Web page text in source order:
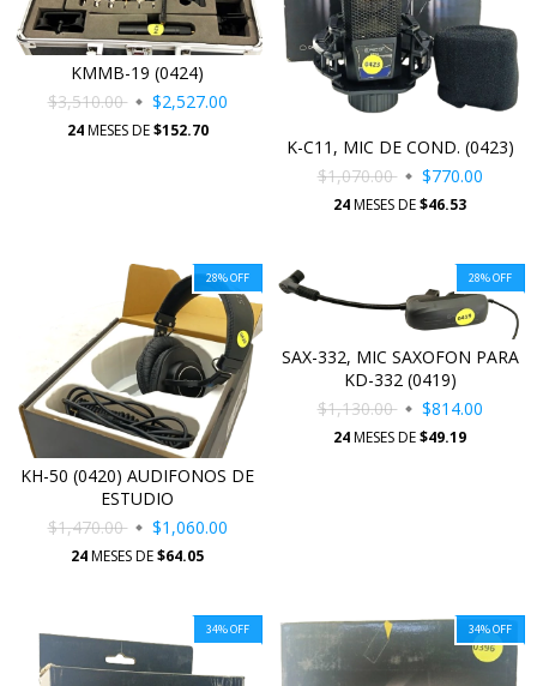
KMMB-19 (0424)
$3,510.00
$2,527.00
24MESES DE$152.70
K-C11, MIC DE COND. (0423)
$1,070.00
$770.00
24MESES DE$46.53
28%OFF
KH-50 (0420) AUDIFONOS DE
ESTUDIO
$1,470.00
$1,060.00
24MESES DE$64.05
28%OFF
SAX-332, MIC SAXOFON PARA
KD-332 (0419)
$1,130.00
$814.00
24MESES DE$49.19
34%OFF 34%OFF